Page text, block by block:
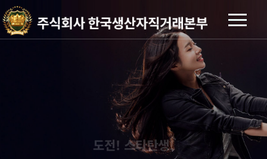
머니애드
우리동네 멀티 플랫폼!
세상 돌아가는 이야기를 전합니다.
도전! 스타탄생!
전국민 블라인드 가면 오디션!
당신도 스타가 될 수 있습니다.
MY DESIGN CUSTOM
MDC 나만의 티셔츠 제작!
자신만의 브랜드를 만들어보세요
머니애드
우리동네 멀티 플랫폼!
세상 돌아가는 이야기를 전합니다.
도전! 스타탄생!
전국민 블라인드 가면 오디션!
당신도 스타가 될 수 있습니다.
MY DESIGN CUSTOM
MDC 나만의 티셔츠 제작!
자신만의 브랜드를 만들어보세요
머니애드
우리동네 멀티 플랫폼!
세상 돌아가는 이야기를 전합니다.
도전! 스타탄생!
전국민 블라인드 가면 오디션!
당신도 스타가 될 수 있습니다.
MY DESIGN CUSTOM
MDC 나만의 티셔츠 제작!
자신만의 브랜드를 만들어보세요